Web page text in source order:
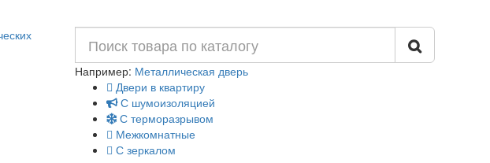
Например: Металлическая дверь
Двери в квартиру
С шумоизоляцией
С терморазрывом
Межкомнатные
С зеркалом